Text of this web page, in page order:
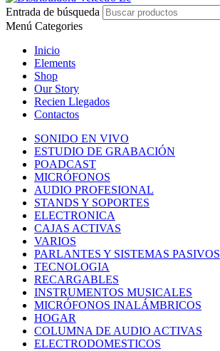
panel
panel
panel
panel
panel
panel
panel
panel
Entrada de búsqueda
Menú Categories
Inicio
Elements
Shop
Our Story
Recien Llegados
Contactos
SONIDO EN VIVO
ESTUDIO DE GRABACIÓN
POADCAST
MICRÓFONOS
AUDIO PROFESIONAL
STANDS Y SOPORTES
ELECTRONICA
CAJAS ACTIVAS
VARIOS
PARLANTES Y SISTEMAS PASIVOS
TECNOLOGIA
RECARGABLES
INSTRUMENTOS MUSICALES
MICRÓFONOS INALÁMBRICOS
HOGAR
COLUMNA DE AUDIO ACTIVAS
ELECTRODOMESTICOS